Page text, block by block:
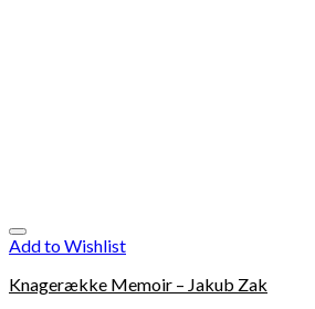
Add to Wishlist
Knagerække Memoir – Jakub Zak